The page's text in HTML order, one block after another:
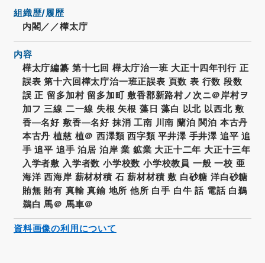
組織歴/履歴
内閣／／樺太庁
内容
樺太庁編纂 第十七回 樺太庁治一班 大正十四年刊行 正
誤表 第十六回樺太庁治一班正誤表 頁数 表 行数 段数
誤 正 留多加村 留多加町 敷香郡新路村ノ次ニ＠岸村ヲ
加フ 三線 二一線 失根 矢根 藻日 藻白 以北 以西北 敷
香―名好 敷香―名好 抹消 工南 川南 蘭泊 関泊 本古丹
本古丹 植慈 植＠ 西澤類 西字類 平井澤 手井澤 追平 追
手 追平 追手 泊居 泊岸 業 鉱業 大正十二年 大正十三年
入学者敷 入学者数 小学校数 小学校教員 一般 一校 亜
海洋 西海岸 薪材材積 石 薪材材積 敷 白砂糖 洋白砂糖
賄無 賄有 真輸 真鍮 地所 他所 白手 白牛 話 電話 白鵜
鵜白 馬＠ 馬車＠
資料画像の利用について